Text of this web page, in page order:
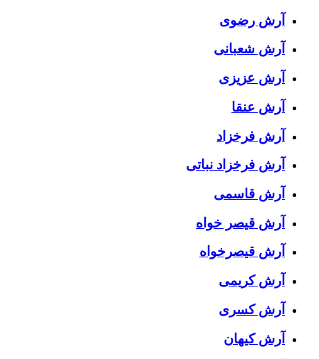
آرش رضوی
آرش شعبانی
آرش عزیزی
آرش عنقا
آرش فرخزاد
آرش فرخزاد نباتی
آرش قاسمی
آرش قیصر خواه
آرش قیصرخواه
آرش کریمی
آرش کسری
آرش کیهان